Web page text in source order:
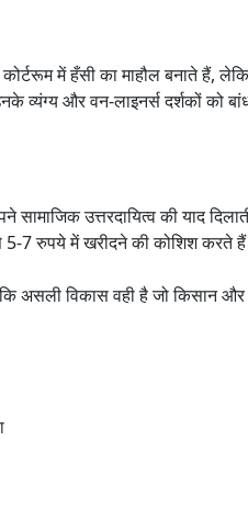
में हँसी का माहौल बनाते हैं,
व्यंग्य और वन-लाइनर्स दर्शकों को
उत्तरदायित्व की याद
5-7 रुपये में खरीदने की कोशिश
असली विकास वही है जो किसान और